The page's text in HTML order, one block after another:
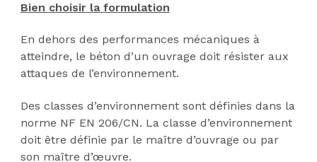
Bien choisir la formulation
En dehors des performances mécaniques à
atteindre, le béton d’un ouvrage doit résister aux
attaques de l’environnement.
Des classes d’environnement sont définies dans la
norme NF EN 206/CN. La classe d’environnement
doit être définie par le maître d’ouvrage ou par
son maître d’œuvre.